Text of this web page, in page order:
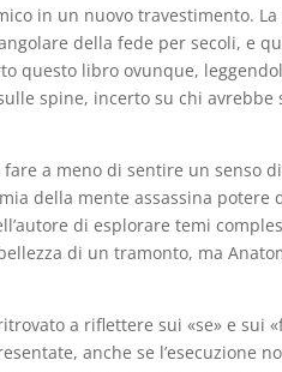
in un nuovo travestimento.
della fede per secoli, e
questo libro ovunque,
spine, incerto su chi
a meno di sentire un senso
della mente assassina
di esplorare temi
di un tramonto, ma
a riflettere sui «se» e sui
anche se l’esecuzione